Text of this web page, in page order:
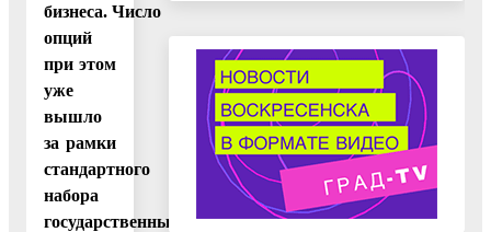
бизнеса. Число
опций
при этом
уже
вышло
за рамки
стандартного
набора
государственных